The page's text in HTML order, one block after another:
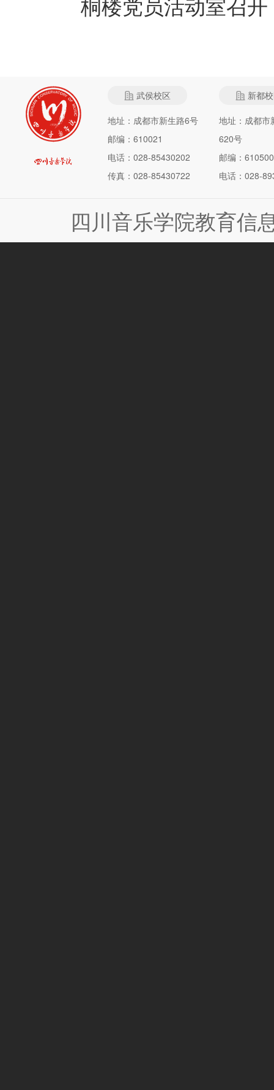
武侯校区
地址：成都市新生路6号
邮编：610021
电话：028-85430202
传真：028-85430722
新都
地址：成都市
620号
邮编：610500
电话：028-
四川音乐学院教育